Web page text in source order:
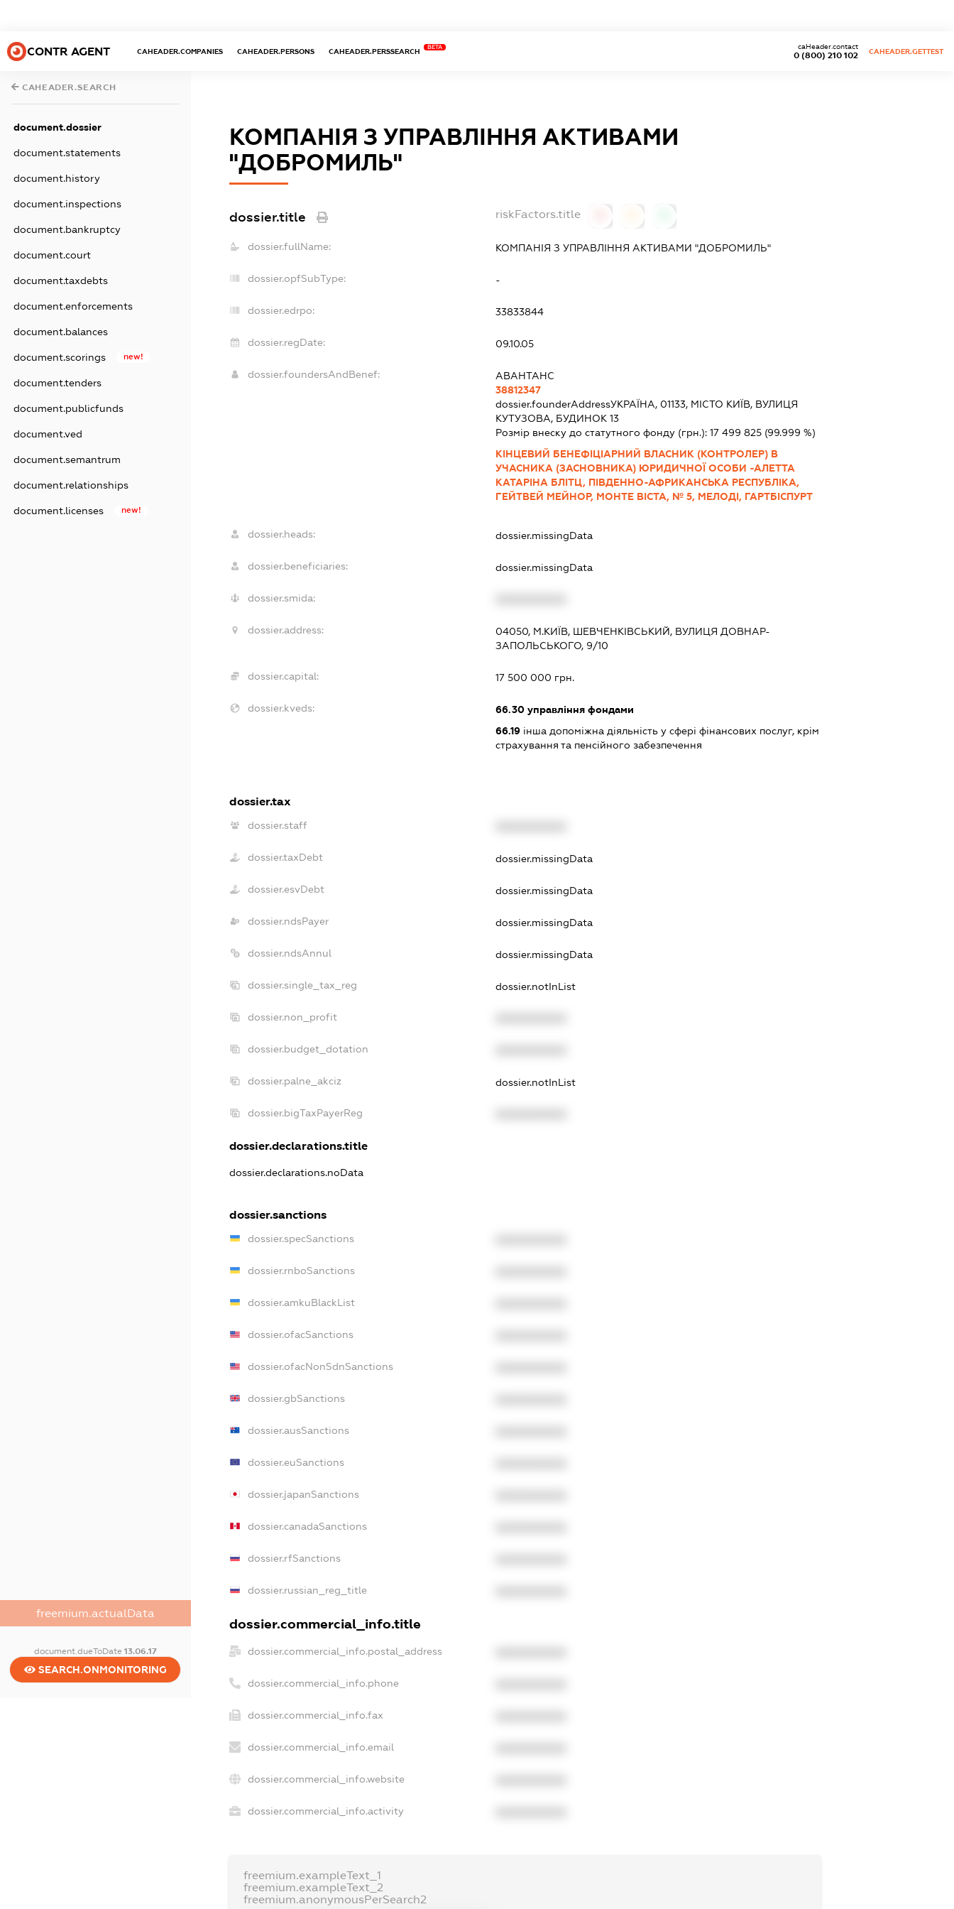
CONTR AGENT CAHEADER.COMPANIES CAHEADER.PERSONS CAHEADER.PERSSEARCH
BETA
0 (800) 210 102
caHeader.contact
CAHEADER.GETTEST
CAHEADER.SEARCH
document.dossier
document.statements
document.history
document.inspections
document.bankruptcy
document.court
document.taxdebts
document.enforcements
document.balances
document.scorings new!
document.tenders
document.publicfunds
document.ved
document.semantrum
document.relationships
document.licenses new!
freemium.actualData
document.dueToDate 13.06.17
SEARCH.ONMONITORING
КОМПАНІЯ З УПРАВЛІННЯ АКТИВАМИ
"ДОБРОМИЛЬ"
dossier.title riskFactors.title
dossier.fullName: КОМПАНІЯ З УПРАВЛІННЯ АКТИВАМИ "ДОБРОМИЛЬ"
dossier.opfSubType: -
dossier.edrpo: 33833844
dossier.regDate: 09.10.05
dossier.foundersAndBenef:
АВАНТАНС
38812347
dossier.founderAddressУКРАЇНА, 01133, МІСТО КИЇВ, ВУЛИЦЯ
КУТУЗОВА, БУДИНОК 13
Розмір внеску до статутного фонду (грн.): 17 499 825(99.999 %)
КІНЦЕВИЙ БЕНЕФІЦІАРНИЙ ВЛАСНИК (КОНТРОЛЕР) В
УЧАСНИКА (ЗАСНОВНИКА) ЮРИДИЧНОЇ ОСОБИ -АЛЕТТА
КАТАРІНА БЛІТЦ, ПІВДЕННО-АФРИКАНСЬКА РЕСПУБЛІКА,
ГЕЙТВЕЙ МЕЙНОР, МОНТЕ ВІСТА, № 5, МЕЛОДІ, ГАРТБІСПУРТ
dossier.heads: dossier.missingData
dossier.beneficiaries: dossier.missingData
dossier.smida:
dossier.address:
04050, М.КИЇВ, ШЕВЧЕНКІВСЬКИЙ, ВУЛИЦЯ ДОВНАР-
ЗАПОЛЬСЬКОГО, 9/10
dossier.capital: 17 500 000 грн.
dossier.kveds: 66.30управління фондами
66.19інша допоміжна діяльність у сфері фінансових послуг, крім
страхування та пенсійного забезпечення
dossier.tax
dossier.staff
dossier.taxDebt dossier.missingData
dossier.esvDebt dossier.missingData
dossier.ndsPayer dossier.missingData
dossier.ndsAnnul dossier.missingData
dossier.single_tax_reg dossier.notInList
dossier.non_profit
dossier.budget_dotation
dossier.palne_akciz dossier.notInList
dossier.bigTaxPayerReg
dossier.declarations.title
dossier.declarations.noData
dossier.sanctions
dossier.specSanctions
dossier.rnboSanctions
dossier.amkuBlackList
dossier.ofacSanctions
dossier.ofacNonSdnSanctions
dossier.gbSanctions
dossier.ausSanctions
dossier.euSanctions
dossier.japanSanctions
dossier.canadaSanctions
dossier.rfSanctions
dossier.russian_reg_title
dossier.commercial_info.title
dossier.commercial_info.postal_address
dossier.commercial_info.phone
dossier.commercial_info.fax
dossier.commercial_info.email
dossier.commercial_info.website
dossier.commercial_info.activity
freemium.exampleText_1
freemium.exampleText_2
freemium.anonymousPerSearch2